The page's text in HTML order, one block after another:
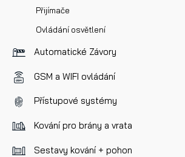
Přijímače
Ovládání osvětlení
Automatické Závory
GSM a WIFI ovládání
Přístupové systémy
Kování pro brány a vrata
Sestavy kování + pohon